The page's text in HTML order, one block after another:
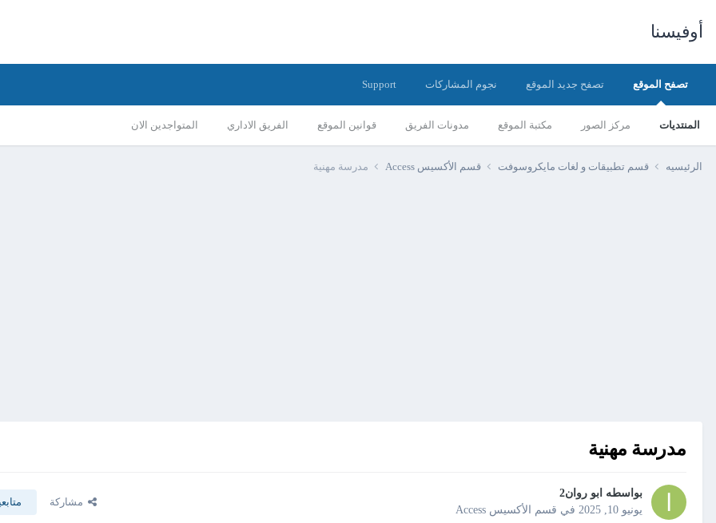
أوفيسنا
تصفح الموقع
المنتديات مركز الصور مكتبة الموقع مدونات الفريق قوانين الموقع الفريق الاداري المتواجدين الان
تصفح جديد الموقع نجوم المشاركات Support
الرئيسيه قسم تطبيقات و لغات مايكروسوفت قسم الأكسيس Access مدرسة مهنية
مدرسة مهنية
بواسطه ابو روان2
يونيو 10, 2025
في قسم الأكسيس Access
مشاركة